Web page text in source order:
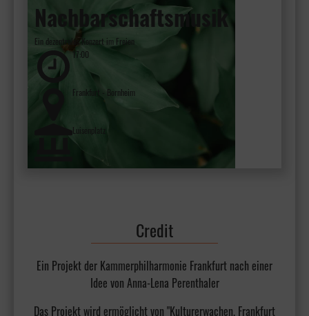
Nachbarschaftsmusik
Ein dezentrales Konzert im Freien
17:00
Frankfurt - Bornheim
Luisenplatz
Credit
Ein Projekt der Kammerphilharmonie Frankfurt nach einer
Idee von Anna-Lena Perenthaler
Das Projekt wird ermöglicht von "Kulturerwachen. Frankfurt